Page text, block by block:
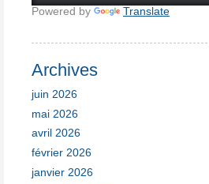
Powered by Translate
Archives
juin 2026
mai 2026
avril 2026
février 2026
janvier 2026